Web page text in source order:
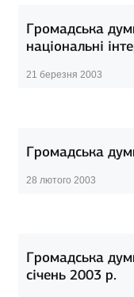
Громадська
національні
21 березня 2003
Громадська
28 лютого 2003
Громадська
січень 2003 р.